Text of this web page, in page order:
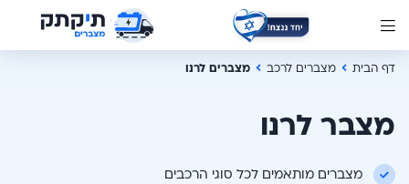
דף הבית מצברים לרכב מצברים לרנו
מצבר לרנו
מצברים מותאמים לכל סוגי הרכבים